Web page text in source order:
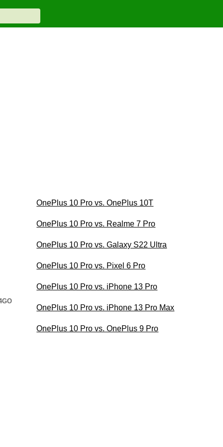
OnePlus 10 Pro vs. OnePlus 10T
OnePlus 10 Pro vs. Realme 7 Pro
OnePlus 10 Pro vs. Galaxy S22 Ultra
OnePlus 10 Pro vs. Pixel 6 Pro
OnePlus 10 Pro vs. iPhone 13 Pro
OnePlus 10 Pro vs. iPhone 13 Pro Max
OnePlus 10 Pro vs. OnePlus 9 Pro